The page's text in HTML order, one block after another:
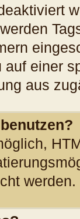
auf einer
aus
werden.